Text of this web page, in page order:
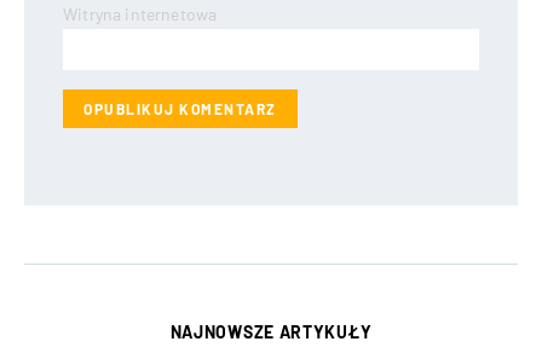
Witryna internetowa
NAJNOWSZE ARTYKUŁY